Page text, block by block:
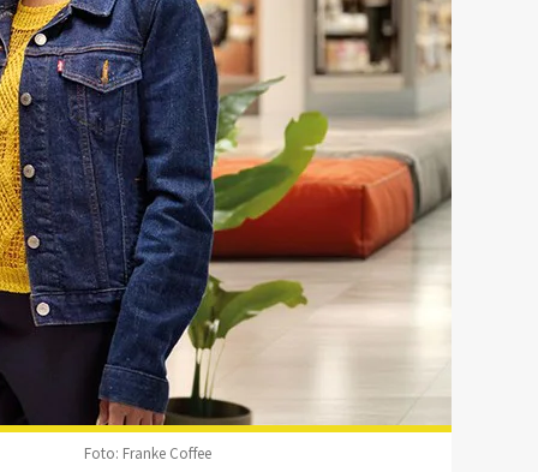
Foto: Franke Coffee